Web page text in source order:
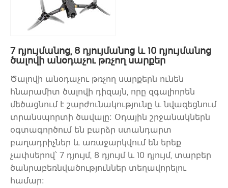
7 դյույմանոց, 8 դյույմանոց և 10 դյույմանոց
ծալովի անօդաչու թռչող սարքեր
Ծալովի անօդաչու թռչող սարքերն ունեն
հնարամիտ ծալովի դիզայն, որը զգալիորեն
մեծացնում է շարժունակությունը և նվազեցնում
տրանսպորտի ծավալը: Օդային շրջանակներն
օգտագործում են բարձր ստանդարտ
բաղադրիչներ և առաջարկվում են երեք
չափսերով՝ 7 դյույմ, 8 դյույմ և 10 դյույմ, տարբեր
ծանրաբեռնվածություններ տեղավորելու
համար: